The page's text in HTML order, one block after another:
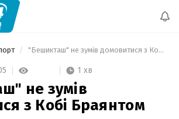
"Бешикташ" не зумів домовитися з Кобі Браянтом
1 хв
не зумів
з Кобі Браянтом